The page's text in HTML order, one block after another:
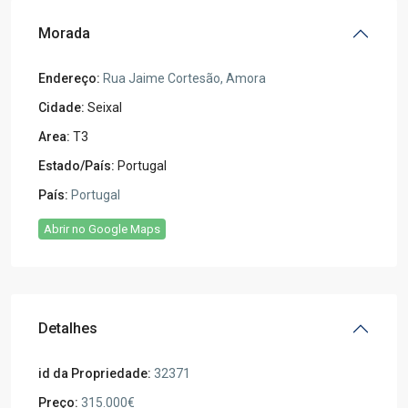
Morada
Endereço: Rua Jaime Cortesão, Amora
Cidade: Seixal
Area: T3
Estado/País: Portugal
País: Portugal
Abrir no Google Maps
Detalhes
id da Propriedade: 32371
Preço: 315.000€